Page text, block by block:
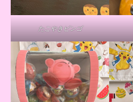
たこやきビンゴ